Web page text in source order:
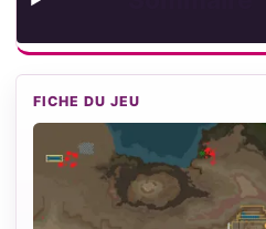
FICHE DU JEU